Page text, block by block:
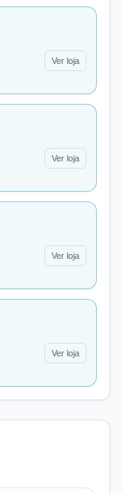
Ver loja
Ver loja
Ver loja
Ver loja